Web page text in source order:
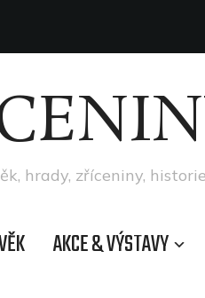
hrady, zříceniny,
AKCE & VÝSTAVY